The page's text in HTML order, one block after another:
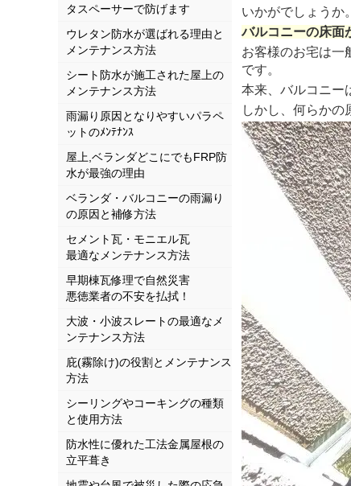
タスペーサーで防げます
ウレタン防水が選ばれる理由と
メンテナンス方法
シート防水が施工された屋上の
メンテナンス方法
雨漏り原因となりやすいパラペ
ットのﾒﾝﾃﾅﾝｽ
屋上,ベランダどこにでもFRP防
水が最強の理由
ベランダ・バルコニーの雨漏り
の原因と補修方法
セメント瓦・モニエル瓦
最適なメンテナンス方法
早期棟瓦修理で自然災害
悪徳業者の不安を払拭！
大波・小波スレートの最適なメ
ンテナンス方法
庇(霧除け)の役割とメンテナンス
方法
シーリングやコーキングの種類
と使用方法
防水性に優れた工法金属屋根の
立平葺き
いかがでしょうか。
バルコニーの床面
お客様のお宅は一
です。
本来、バルコニー
しかし、何らかの